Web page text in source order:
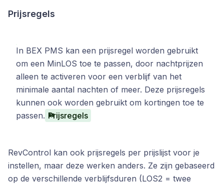
Prijsregels
In BEX PMS kan een prijsregel worden gebruikt
om een MinLOS toe te passen, door nachtprijzen
alleen te activeren voor een verblijf van het
minimale aantal nachten of meer. Deze prijsregels
kunnen ook worden gebruikt om kortingen toe te
passen. Prijsregels
RevControl kan ook prijsregels per prijslijst voor je
instellen, maar deze werken anders. Ze zijn gebaseerd
op de verschillende verblijfsduren (LOS2 = twee